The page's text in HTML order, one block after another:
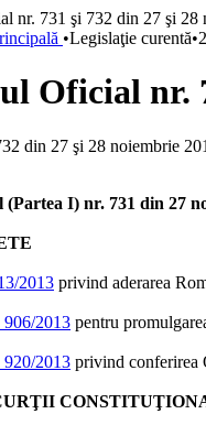
•Legislaţie curentă•
Oficial nr.
din 27 şi 28 noiembrie
I) nr. 731 din 27
2013 privind aderarea
906/2013 pentru
920/2013 privind conferirea